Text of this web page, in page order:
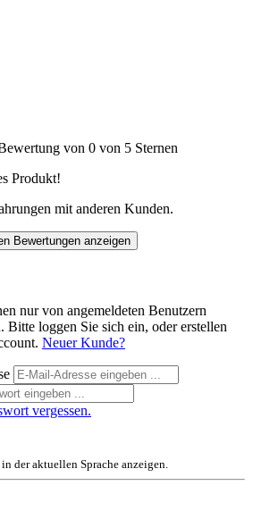
von 0 von 5 Sternen
Produkt!
mit anderen Kunden.
Bewertungen anzeigen
nur von angemeldeten Benutzern
Bitte loggen Sie sich ein, oder erstellen
Neuer Kunde?
vergessen.
der aktuellen Sprache anzeigen.